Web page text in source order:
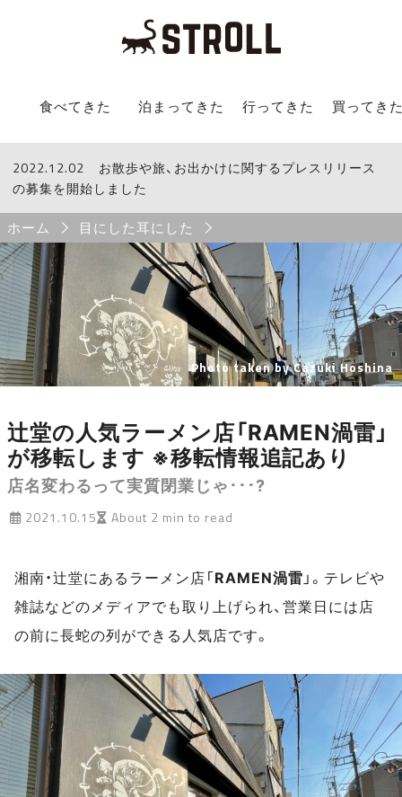
STROLL Menu
食べてきた 泊まってきた 行ってきた 買ってき
STROLLからのお知らせ
2022.12.02
お散歩や旅、お出かけに関するプレスリリース
の募集を開始しました
Breadcrumb
ホーム 目にした耳にした
Photo taken by Cazuki Hoshina
辻堂の人気ラーメン店「RAMEN渦雷」
が移転します ※移転情報追記あり
店名変わるって実質閉業じゃ･･･?
2021.10.15
About 2 min to read
湘南・辻堂にあるラーメン店「RAMEN渦雷 」。テレビや
雑誌などのメディアでも取り上げられ、営業日には店
の前に長蛇の列ができる人気店です。